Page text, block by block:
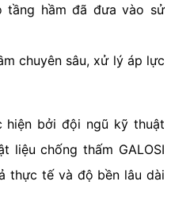
tầng hầm đã đưa vào sử
chuyên sâu, xử lý áp lực
hiện bởi đội ngũ kỹ thuật
liệu chống thấm GALOSI
thực tế và độ bền lâu dài